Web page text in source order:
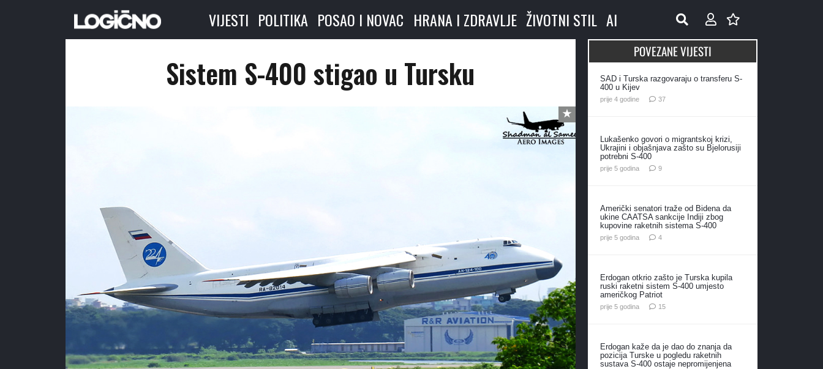
VIJESTI POLITIKA POSAO I NOVAC HRANA I ZDRAVLJE ŽIVOTNI STIL AI
Sistem S-400 stigao u Tursku
POVEZANE VIJESTI
SAD i Turska razgovaraju o transferu S-
400 u Kijev
prije 4 godine 37komentara
Lukašenko govori o migrantskoj krizi,
Ukrajini i objašnjava zašto su Bjelorusiji
potrebni S-400
prije 5 godina 9komentara
Američki senatori traže od Bidena da
ukine CAATSA sankcije Indiji zbog
kupovine raketnih sistema S-400
prije 5 godina 4komentara
Erdogan otkrio zašto je Turska kupila
ruski raketni sistem S-400 umjesto
američkog Patriot
prije 5 godina 15komentara
Erdogan kaže da je dao do znanja da
pozicija Turske u pogledu raketnih
sustava S-400 ostaje nepromijenjena